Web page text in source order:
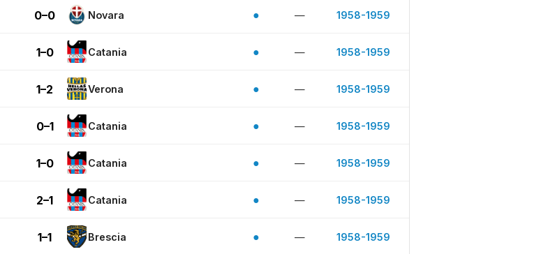
0–0 Novara ● — 1958-1959
1–0 Catania ● — 1958-1959
1–2 Verona ● — 1958-1959
0–1 Catania ● — 1958-1959
1–0 Catania ● — 1958-1959
2–1 Catania ● — 1958-1959
1–1 Brescia ● — 1958-1959